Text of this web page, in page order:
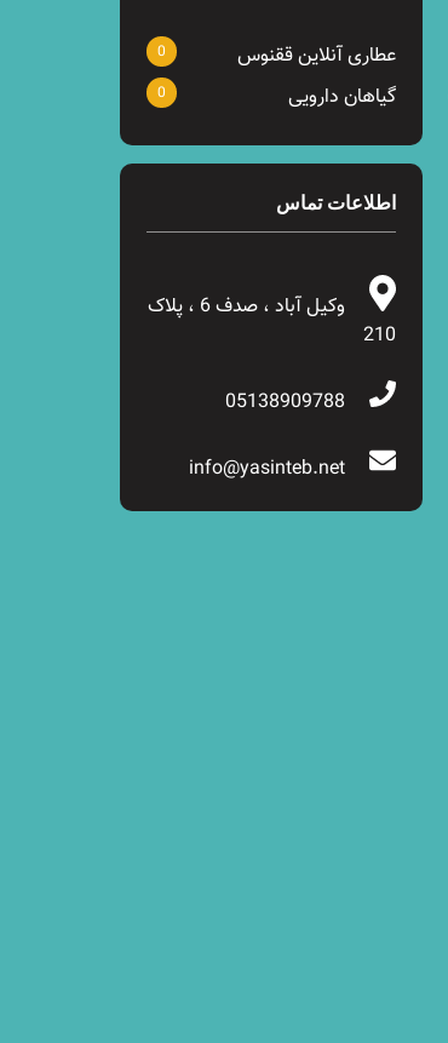
عطاری آنلاین ققنوس 0
گیاهان دارویی 0
اطلاعات تماس
وکیل آباد ، صدف 6 ، پلاک
210
05138909788
info@yasinteb.net